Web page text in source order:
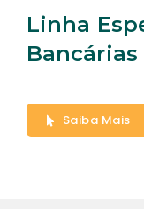
Linha
Bancárias
Saiba Mais